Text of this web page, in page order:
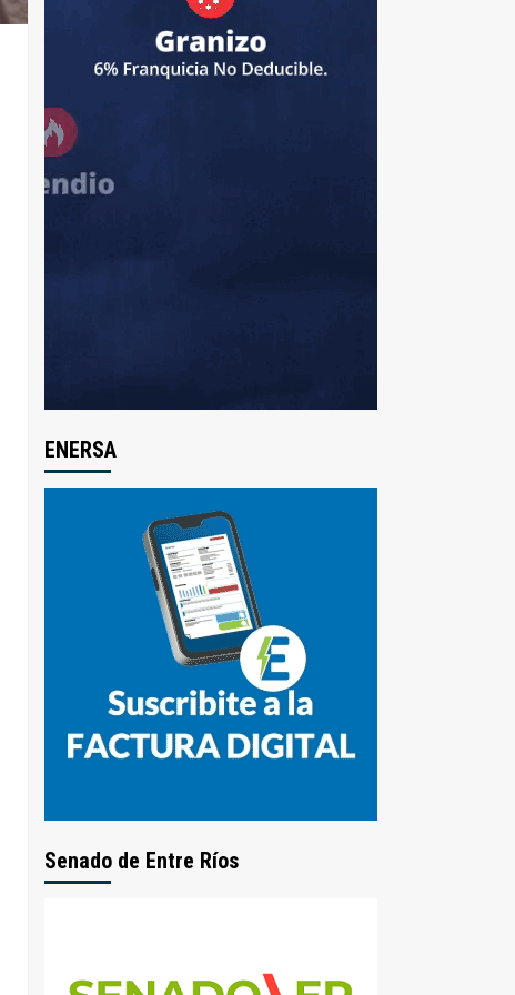
ENERSA
Senado de Entre Ríos